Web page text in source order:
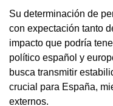
Su determinación de
con expectación tanto
impacto que podría
político español y
busca transmitir
crucial para España,
externos.